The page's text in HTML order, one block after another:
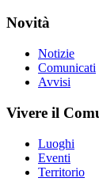
Novità
Notizie
Comunicati
Avvisi
Vivere il
Luoghi
Eventi
Territorio